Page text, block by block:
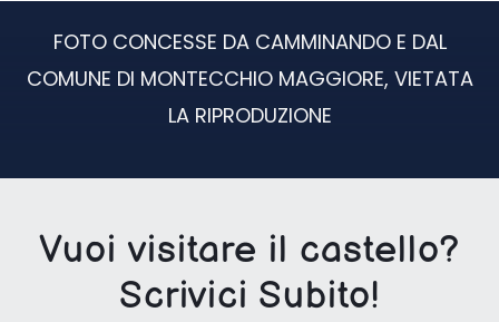
FOTO CONCESSE DA CAMMINANDO E DAL
COMUNE DI MONTECCHIO MAGGIORE, VIETATA
LA RIPRODUZIONE
Vuoi visitare il castello?
Scrivici Subito!